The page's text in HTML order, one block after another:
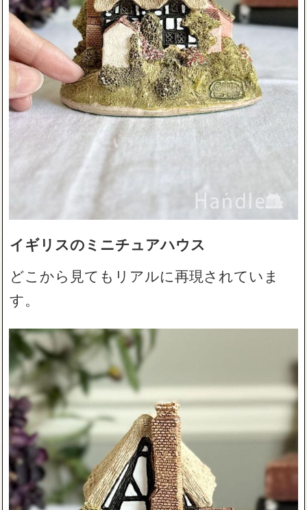
イギリスのミニチュアハウス
どこから見てもリアルに再現されていま
す。